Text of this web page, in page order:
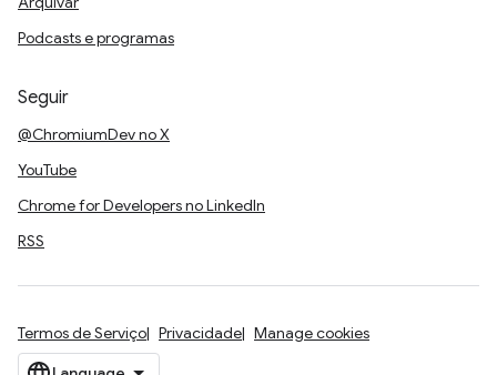
Podcasts e programas
Seguir
@ChromiumDev no X
YouTube
Chrome for Developers no LinkedIn
RSS
Termos de Serviço Privacidade Manage cookies